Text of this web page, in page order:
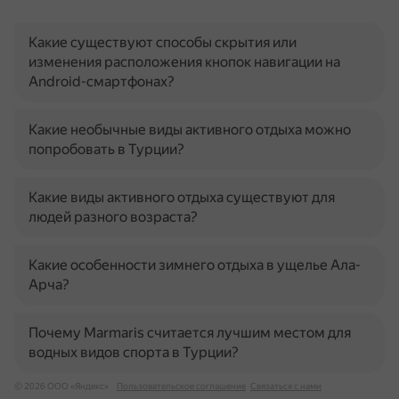
Какие существуют способы скрытия или
изменения расположения кнопок навигации на
Android-смартфонах?
Какие необычные виды активного отдыха можно
попробовать в Турции?
Какие виды активного отдыха существуют для
людей разного возраста?
Какие особенности зимнего отдыха в ущелье Ала-
Арча?
Почему Marmaris считается лучшим местом для
водных видов спорта в Турции?
© 2026 ООО «Яндекс» Пользовательское соглашение Связаться с нами